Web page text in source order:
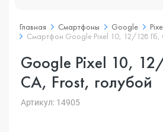
Главная Смартфоны Google
Смартфон Google Pixel 10, 12/128 Гб,
Google Pixel 10,
CA, Frost, голубой
Артикул: 14905